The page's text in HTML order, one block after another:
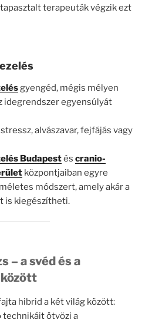
terapeuták végzik ezt
gyengéd, mégis mélyen
idegrendszer egyensúlyát
alvászavar, fejfájás vagy
Budapestés cranio-
központjaiban egyre
módszert, amely akár a
is kiegészítheti.
– a svéd és a
hibrid a két világ között:
technikáit ötvözi a